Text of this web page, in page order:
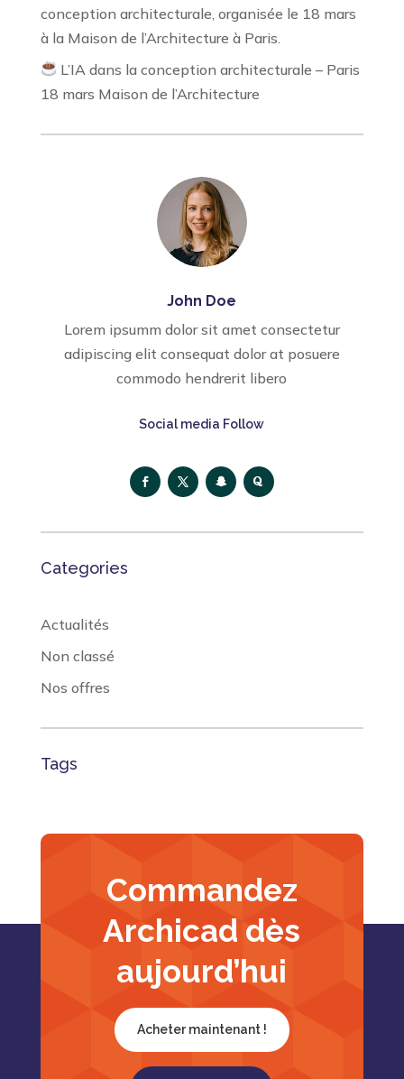
conception architecturale, organisée le 18 mars
à la Maison de l’Architecture à Paris.
L’IA dans la conception architecturale – Paris
18 mars Maison de l’Architecture
John Doe
Lorem ipsumm dolor sit amet consectetur
adipiscing elit consequat dolor at posuere
commodo hendrerit libero
Social media Follow
Categories
Actualités
Non classé
Nos offres
Tags
Commandez
Archicad dès
aujourd’hui
Acheter maintenant !